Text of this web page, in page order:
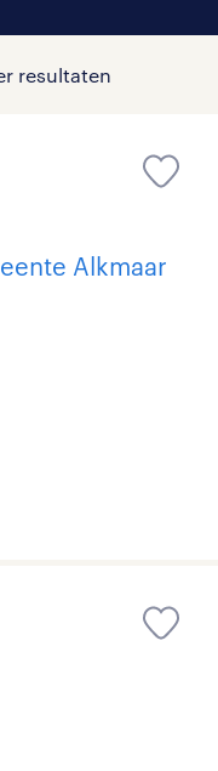
resultaten
Alkmaar